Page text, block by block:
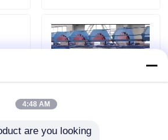
PU-fabrizierte
4:48 AM
are you looking